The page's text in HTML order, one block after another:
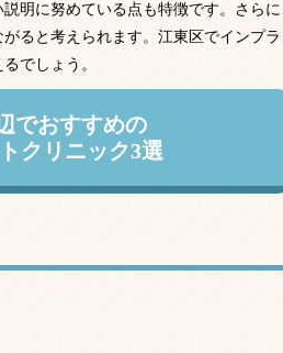
明に努めている点も特徴です。さら
ると考えられます。江東区でインプ
でしょう。
でおすすめの
クリニック3選